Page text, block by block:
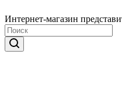
Интернет-магазин